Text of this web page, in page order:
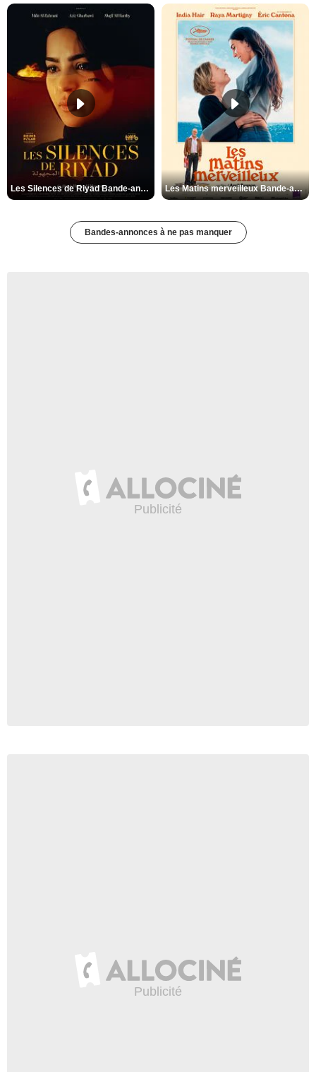
Les Silences de Riyad Bande-annonce VO STFR Les Matins merveilleux Bande-annonce VF
Bandes-annonces à ne pas manquer